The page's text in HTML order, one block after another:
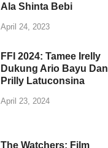
Ala Shinta Bebi
April 24, 2023
FFI 2024: Tamee Irelly
Dukung Ario Bayu Dan
Prilly Latuconsina
April 23, 2024
The Watchers: Film